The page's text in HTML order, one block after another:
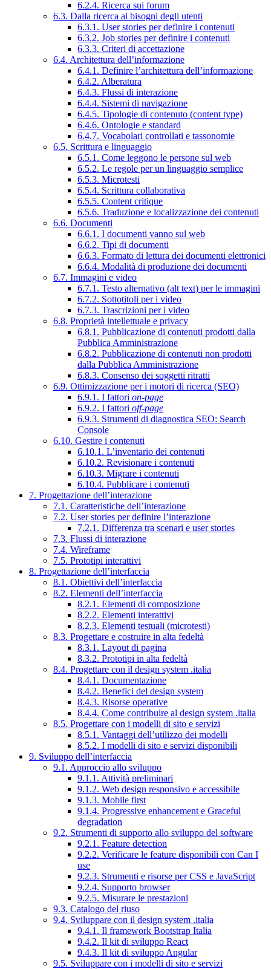
6.2.4. Ricerca sui forum
6.3. Dalla ricerca ai bisogni degli utenti
6.3.1. User stories per definire i contenuti
6.3.2. Job stories per definire i contenuti
6.3.3. Criteri di accettazione
6.4. Architettura dell’informazione
6.4.1. Definire l’architettura dell’informazione
6.4.2. Alberatura
6.4.3. Flussi di interazione
6.4.4. Sistemi di navigazione
6.4.5. Tipologie di contenuto (content type)
6.4.6. Ontologie e standard
6.4.7. Vocabolari controllati e tassonomie
6.5. Scrittura e linguaggio
6.5.1. Come leggono le persone sul web
6.5.2. Le regole per un linguaggio semplice
6.5.3. Microtesti
6.5.4. Scrittura collaborativa
6.5.5. Content critique
6.5.6. Traduzione e localizzazione dei contenuti
6.6. Documenti
6.6.1. I documenti vanno sul web
6.6.2. Tipi di documenti
6.6.3. Formato di lettura dei documenti elettronici
6.6.4. Modalità di produzione dei documenti
6.7. Immagini e video
6.7.1. Testo alternativo (alt text) per le immagini
6.7.2. Sottotitoli per i video
6.7.3. Trascrizioni per i video
6.8. Proprietà intellettuale e privacy
6.8.1. Pubblicazione di contenuti prodotti dalla
Pubblica Amministrazione
6.8.2. Pubblicazione di contenuti non prodotti
dalla Pubblica Amministrazione
6.8.3. Consenso dei soggetti ritratti
6.9. Ottimizzazione per i motori di ricerca (SEO)
6.9.1. I fattori on-page
6.9.2. I fattori off-page
6.9.3. Strumenti di diagnostica SEO: Search
Console
6.10. Gestire i contenuti
6.10.1. L’inventario dei contenuti
6.10.2. Revisionare i contenuti
6.10.3. Migrare i contenuti
6.10.4. Pubblicare i contenuti
7. Progettazione dell’interazione
7.1. Caratteristiche dell’interazione
7.2. User stories per definire l’interazione
7.2.1. Differenza tra scenari e user stories
7.3. Flussi di interazione
7.4. Wireframe
7.5. Prototipi interattivi
8. Progettazione dell’interfaccia
8.1. Obiettivi dell’interfaccia
8.2. Elementi dell’interfaccia
8.2.1. Elementi di composizione
8.2.2. Elementi interattivi
8.2.3. Elementi testuali (microtesti)
8.3. Progettare e costruire in alta fedeltà
8.3.1. Layout di pagina
8.3.2. Prototipi in alta fedeltà
8.4. Progettare con il design system .italia
8.4.1. Documentazione
8.4.2. Benefici del design system
8.4.3. Risorse operative
8.4.4. Come contribuire al design system .italia
8.5. Progettare con i modelli di sito e servizi
8.5.1. Vantaggi dell’utilizzo dei modelli
8.5.2. I modelli di sito e servizi disponibili
9. Sviluppo dell’interfaccia
9.1. Approccio allo sviluppo
9.1.1. Attività preliminari
9.1.2. Web design responsivo e accessibile
9.1.3. Mobile first
9.1.4. Progressive enhancement e Graceful
degradation
9.2. Strumenti di supporto allo sviluppo del software
9.2.1. Feature detection
9.2.2. Verificare le feature disponibili con Can I
use
9.2.3. Strumenti e risorse per CSS e JavaScript
9.2.4. Supporto browser
9.2.5. Misurare le prestazioni
9.3. Catalogo del riuso
9.4. Sviluppare con il design system .italia
9.4.1. Il framework Bootstrap Italia
9.4.2. Il kit di sviluppo React
9.4.3. Il kit di sviluppo Angular
9.5. Sviluppare con i modelli di sito e servizi